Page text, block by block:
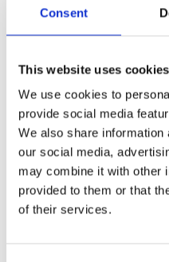
Consent
This website uses cookies
We use cookies to
provide social media
We also share
our social media,
may combine it with other
provided to them or that
of their services.
propriété de la
situé : 9 Avenue de
Strasbourg. ADDI-
au capital social de
Photographies et
DATA France
Conception